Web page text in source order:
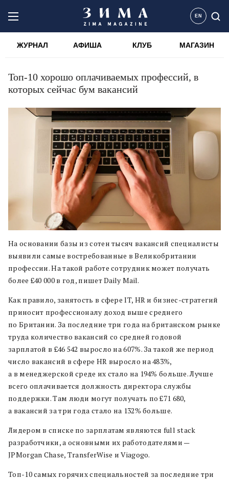
EN
ЖУРНАЛ АФИША КЛУБ МАГАЗИН
Топ-10 хорошо оплачиваемых профессий, в
которых сейчас бум вакансий
На основании базы из сотен тысяч вакансий специалисты
выявили самые востребованные в Великобритании
профессии. На такой работе сотрудник может получать
более £40 000 в год, пишет Daily Mail.
Как правило, занятость в сфере IT, HR и бизнес-стратегий
приносит профессионалу доход выше среднего
по Британии. За последние три года на британском рынке
труда количество вакансий со средней годовой
зарплатой в £46 542 выросло на 607%. За такой же период
число вакансий в сфере HR выросло на 483%,
а в менеджерской среде их стало на 194% больше. Лучше
всего оплачивается должность директора службы
поддержки. Там люди могут получать по £71 680,
а вакансий за три года стало на 132% больше.
Лидером в списке по зарплатам являются full stack
разработчики, а основными их работодателями —
JPMorgan Chase, TransferWise и Viagogo.
Топ-10 самых горячих специальностей за последние три